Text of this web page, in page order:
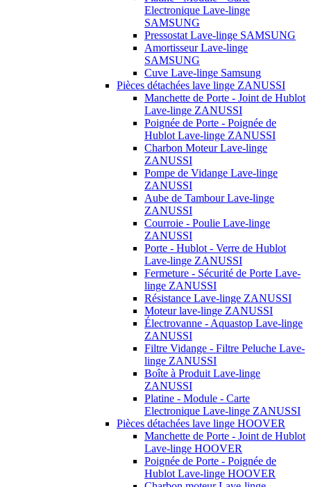
Electronique Lave-linge
SAMSUNG
Pressostat Lave-linge SAMSUNG
Amortisseur Lave-linge
SAMSUNG
Cuve Lave-linge Samsung
Pièces détachées lave linge ZANUSSI
Manchette de Porte - Joint de Hublot
Lave-linge ZANUSSI
Poignée de Porte - Poignée de
Hublot Lave-linge ZANUSSI
Charbon Moteur Lave-linge
ZANUSSI
Pompe de Vidange Lave-linge
ZANUSSI
Aube de Tambour Lave-linge
ZANUSSI
Courroie - Poulie Lave-linge
ZANUSSI
Porte - Hublot - Verre de Hublot
Lave-linge ZANUSSI
Fermeture - Sécurité de Porte Lave-
linge ZANUSSI
Résistance Lave-linge ZANUSSI
Moteur lave-linge ZANUSSI
Électrovanne - Aquastop Lave-linge
ZANUSSI
Filtre Vidange - Filtre Peluche Lave-
linge ZANUSSI
Boîte à Produit Lave-linge
ZANUSSI
Platine - Module - Carte
Electronique Lave-linge ZANUSSI
Pièces détachées lave linge HOOVER
Manchette de Porte - Joint de Hublot
Lave-linge HOOVER
Poignée de Porte - Poignée de
Hublot Lave-linge HOOVER